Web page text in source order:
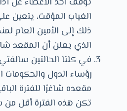
الغياب المؤقت، يتعين
ذلك إلى الأمين العام
الذي يعلن أن المقعد
في كلتا الحالتين
رؤساء الدول والحكومات
مقعده شاغرًا للفترة
تكن هذه الفترة أقل